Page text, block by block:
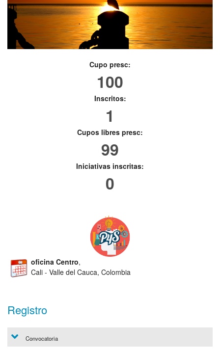
Cupo presc:
100
Inscritos:
1
Cupos libres presc:
99
Iniciativas inscritas:
0
oficina Centro,
Cali - Valle del Cauca, Colombia
Registro
Convocatoria